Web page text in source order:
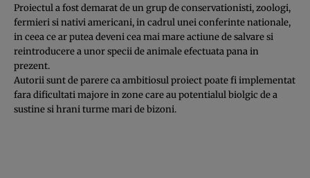
Proiectul a fost demarat de un grup de conservationisti, zoologi,
fermieri si nativi americani, in cadrul unei conferinte nationale,
in ceea ce ar putea deveni cea mai mare actiune de salvare si
reintroducere a unor specii de animale efectuata pana in
prezent.
Autorii sunt de parere ca ambitiosul proiect poate fi implementat
fara dificultati majore in zone care au potentialul biolgic de a
sustine si hrani turme mari de bizoni.